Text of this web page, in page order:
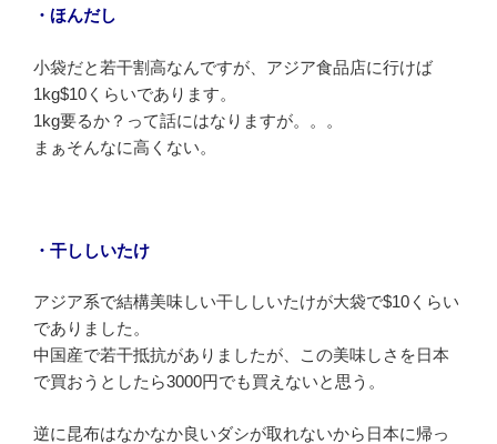
・ほんだし
小袋だと若干割高なんですが、アジア食品店に行けば
1kg$10くらいであります。
1kg要るか？って話にはなりますが。。。
まぁそんなに高くない。
・干ししいたけ
アジア系で結構美味しい干ししいたけが大袋で$10くらい
でありました。
中国産で若干抵抗がありましたが、この美味しさを日本
で買おうとしたら3000円でも買えないと思う。
逆に昆布はなかなか良いダシが取れないから日本に帰っ